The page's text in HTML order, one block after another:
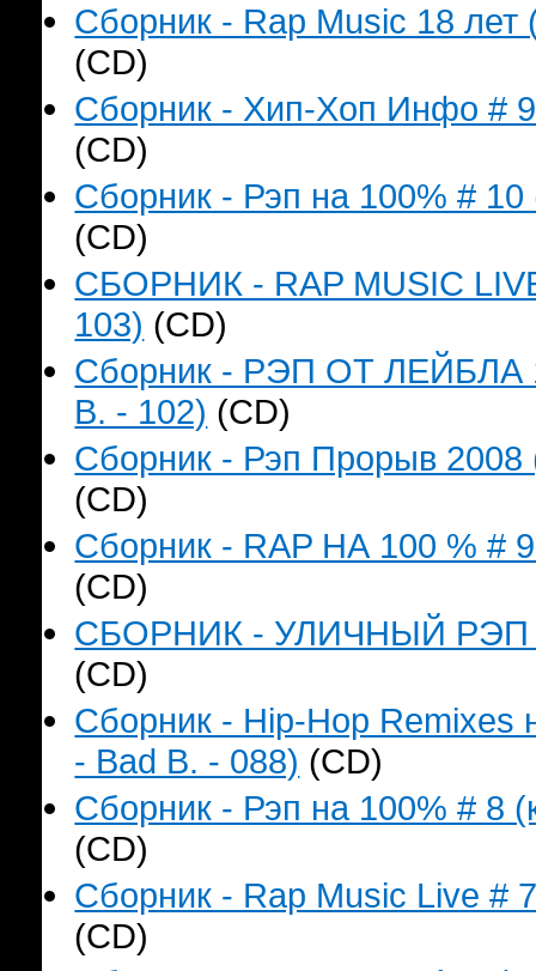
Сборник - Rap Music 18
(CD)
Сборник - Хип-Хоп Инфо #
(CD)
Сборник - Рэп на 100% #
(CD)
СБОРНИК - RAP MUSIC
103) (CD)
Сборник - РЭП ОТ ЛЕЙБЛА
B. - 102) (CD)
Сборник - Рэп Прорыв
(CD)
Сборник - RAP НА 100 % #
(CD)
СБОРНИК - УЛИЧНЫЙ РЭП
(CD)
Сборник - Hip-Hop Remixes
- Bad B. - 088) (CD)
Сборник - Рэп на 100% # 8
(CD)
Сборник - Rap Music Live #
(CD)